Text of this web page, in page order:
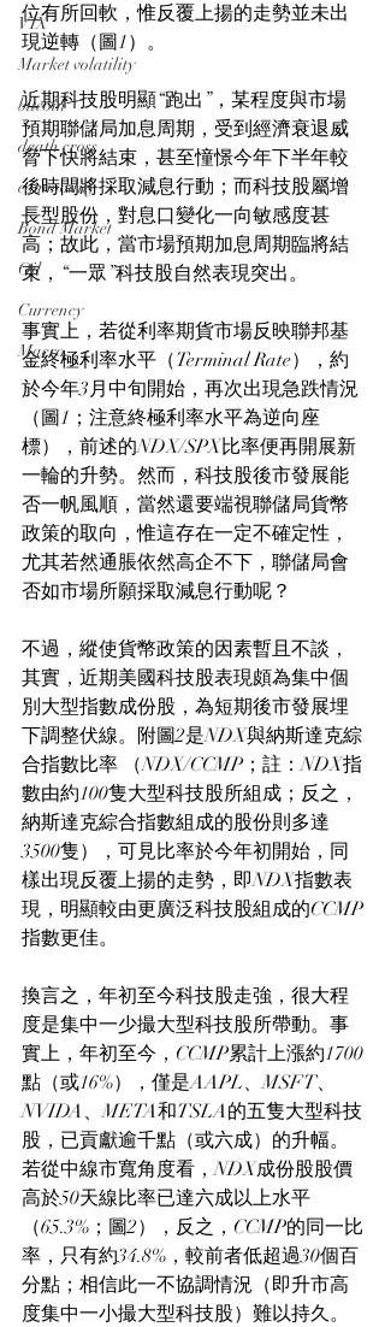
VIX
Market volatility
bitcoin
death cross
commodity
Bond Market
Oil
Currency
Macro
位有所回軟，惟反覆上揚的走勢並未出
現逆轉（圖1）。
近期科技股明顯“跑出”，某程度與市場
預期聯儲局加息周期，受到經濟衰退威
脅下快將結束，甚至憧憬今年下半年較
後時間將採取減息行動；而科技股屬增
長型股份，對息口變化一向敏感度甚
高；故此，當市場預期加息周期臨將結
束，“一眾”科技股自然表現突出。
事實上，若從利率期貨市場反映聯邦基
金終極利率水平（Terminal Rate），約
於今年3月中旬開始，再次出現急跌情況
（圖1；注意終極利率水平為逆向座
標），前述的NDX/SPX比率便再開展新
一輪的升勢。然而，科技股後市發展能
否一帆風順，當然還要端視聯儲局貨幣
政策的取向，惟這存在一定不確定性，
尤其若然通脹依然高企不下，聯儲局會
否如市場所願採取減息行動呢？
不過，縱使貨幣政策的因素暫且不談，
其實，近期美國科技股表現頗為集中個
別大型指數成份股，為短期後市發展埋
下調整伏線。附圖2是NDX與納斯達克綜
合指數比率 （NDX/CCMP；註：NDX指
數由約100隻大型科技股所組成；反之，
納斯達克綜合指數組成的股份則多達
3500隻），可見比率於今年初開始，同
樣出現反覆上揚的走勢，即NDX指數表
現，明顯較由更廣泛科技股組成的CCMP
指數更佳。
換言之，年初至今科技股走強，很大程
度是集中一少撮大型科技股所帶動。事
實上，年初至今，CCMP累計上漲約1700
點（或16%），僅是AAPL、MSFT、
NVIDA、META和TSLA的五隻大型科技
股，已貢獻逾千點（或六成）的升幅。
若從中線市寬角度看，NDX成份股股價
高於50天線比率已達六成以上水平
（65.3%；圖2），反之，CCMP的同一比
率，只有約34.8%，較前者低超過30個百
分點；相信此一不協調情況（即升市高
度集中一小撮大型科技股）難以持久。